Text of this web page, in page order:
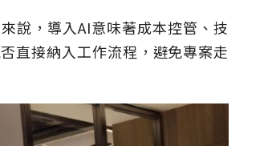
說，導入AI意味著成本控管、技
直接納入工作流程，避免專案走